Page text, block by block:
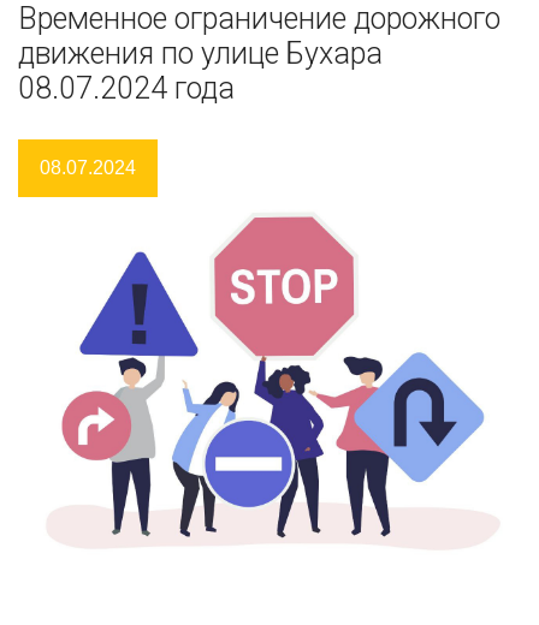
Временное ограничение дорожного
движения по улице Бухара
08.07.2024 года
08.07.2024